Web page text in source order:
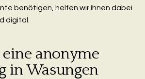
benötigen, helfen wir Ihnen dabei
digital.
anonyme
in Wasungen